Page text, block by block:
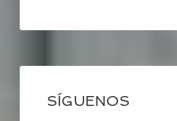
SÍGUENOS